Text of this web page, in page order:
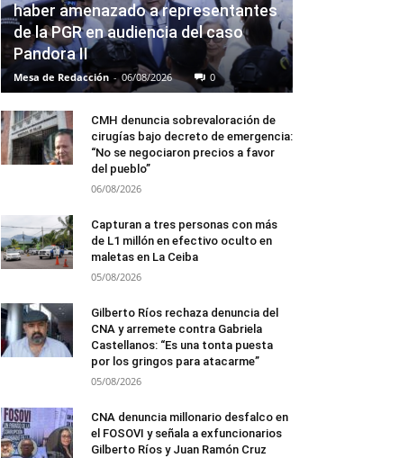
haber amenazado a representantes
de la PGR en audiencia del caso
Pandora II
Mesa de Redacción - 06/08/2026 0
CMH denuncia sobrevaloración de
cirugías bajo decreto de emergencia:
“No se negociaron precios a favor
del pueblo”
06/08/2026
Capturan a tres personas con más
de L1 millón en efectivo oculto en
maletas en La Ceiba
05/08/2026
Gilberto Ríos rechaza denuncia del
CNA y arremete contra Gabriela
Castellanos: “Es una tonta puesta
por los gringos para atacarme”
05/08/2026
CNA denuncia millonario desfalco en
el FOSOVI y señala a exfuncionarios
Gilberto Ríos y Juan Ramón Cruz